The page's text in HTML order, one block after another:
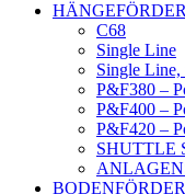
C68
Single Line
Single
P&F380 –
P&F400 –
P&F420 –
SHUTTLE